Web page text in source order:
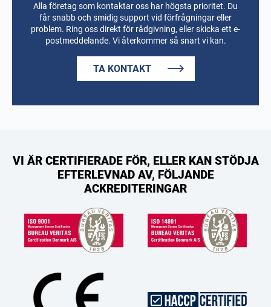
Alla företag som kontaktar oss har högsta prioritet. Du
får snabb och smidig support vid förfrågningar eller
problem. Ring oss direkt för rådgivning, eller skicka ett e-
postmeddelande. Vi återkommer så snart vi kan.
TA KONTAKT
VI ÄR CERTIFIERADE FÖR, ELLER KAN STÖDJA
EFTERLEVNAD AV, FÖLJANDE
ACKREDITERINGAR